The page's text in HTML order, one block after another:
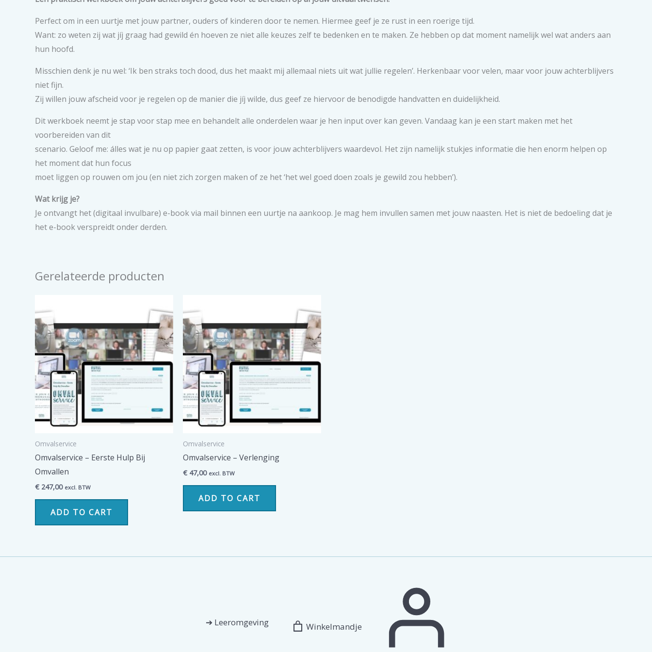
Perfect om in een uurtje met jouw partner, ouders of kinderen door te nemen. Hiermee geef je ze rust in een roerige tijd.
Want: zo weten zij wat jíj graag had gewild én hoeven ze niet alle keuzes zelf te bedenken en te maken. Ze hebben op dat moment namelijk wel wat anders aan
hun hoofd.
Misschien denk je nu wel: ‘Ik ben straks toch dood, dus het maakt mij allemaal niets uit wat jullie regelen’. Herkenbaar voor velen, maar voor jouw achterblijvers
niet fijn.
Zij willen jouw afscheid voor je regelen op de manier die jíj wilde, dus geef ze hiervoor de benodigde handvatten en duidelijkheid.
Dit werkboek neemt je stap voor stap mee en behandelt alle onderdelen waar je hen input over kan geven. Vandaag kan je een start maken met het
voorbereiden van dit
scenario. Geloof me: álles wat je nu op papier gaat zetten, is voor jouw achterblijvers waardevol. Het zijn namelijk stukjes informatie die hen enorm helpen op
het moment dat hun focus
moet liggen op rouwen om jou (en niet zich zorgen maken of ze het ‘het wel goed doen zoals je gewild zou hebben’).
Wat krijg je?
Je ontvangt het (digitaal invulbare) e-book via mail binnen een uurtje na aankoop. Je mag hem invullen samen met jouw naasten. Het is niet de bedoeling dat je
het e-book verspreidt onder derden.
Gerelateerde producten
Omvalservice
Omvalservice – Eerste Hulp Bij
Omvallen
€ 247,00 excl. BTW
ADD TO CART
Omvalservice
Omvalservice – Verlenging
€ 47,00 excl. BTW
ADD TO CART
➔ Leeromgeving Winkelmandje